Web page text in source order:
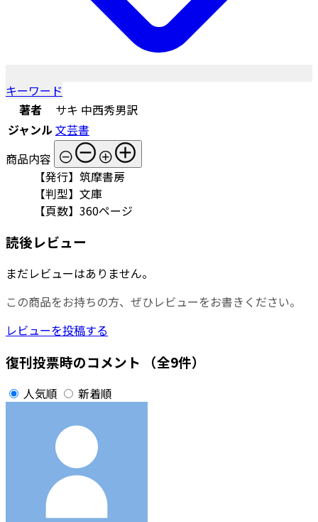
キーワード
著者
サキ 中西秀男訳
ジャンル文芸書
商品内容
【発行】筑摩書房
【判型】文庫
【頁数】360ページ
読後レビュー
まだレビューはありません。
この商品をお持ちの方、ぜひレビューをお書きください。
レビューを投稿する
復刊投票時のコメント （全9件）
人気順 新着順